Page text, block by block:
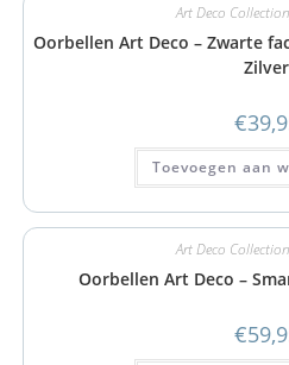
Art Deco Collection
Oorbellen Art Deco – Zwarte
Zilver
€
Toevoegen aan
Art Deco Collection
Oorbellen Art Deco –
€